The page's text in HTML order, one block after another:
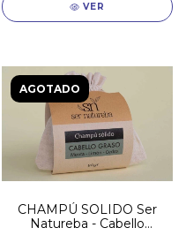
VER
AGOTADO
CHAMPÚ SOLIDO Ser
Natureba - Cabello